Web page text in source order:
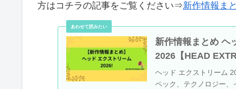
方はコチラの記事をご覧ください⇒新作情報ま
新作情報まとめ ヘ
2026【HEAD
ヘッド エクストリーム
ペック、テクノロジー